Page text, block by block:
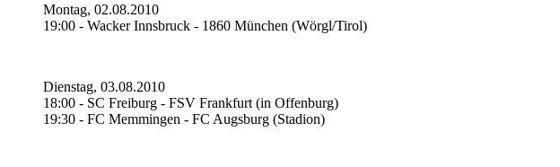
Montag, 02.08.2010
19:00 - Wacker Innsbruck - 1860 München (Wörgl/Tirol)
Dienstag, 03.08.2010
18:00 - SC Freiburg - FSV Frankfurt (in Offenburg)
19:30 - FC Memmingen - FC Augsburg (Stadion)